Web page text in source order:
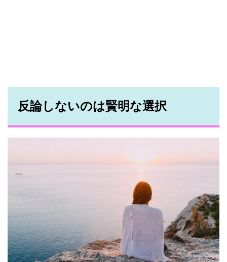
反論しないのは賢明な選択